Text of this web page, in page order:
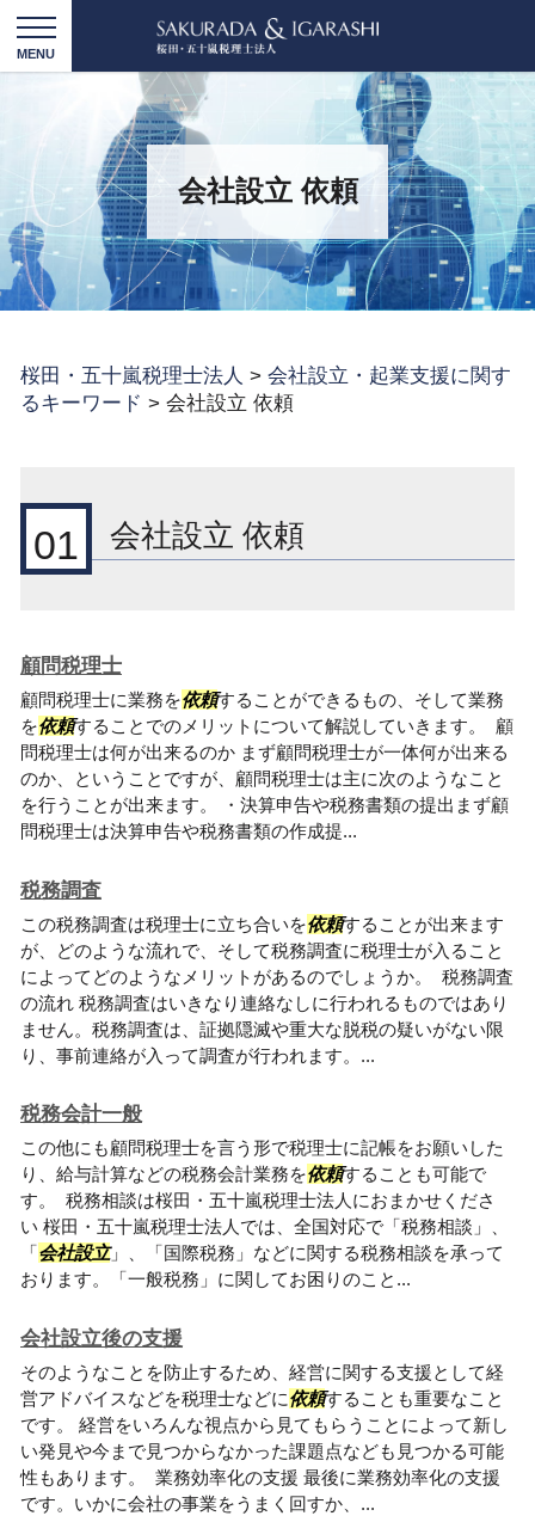
会社設立 依頼
桜田・五十嵐税理士法人 > 会社設立・起業支援に関す
るキーワード > 会社設立 依頼
01 会社設立 依頼
顧問税理士
顧問税理士に業務を依頼することができるもの、そして業務
を依頼することでのメリットについて解説していきます。 顧
問税理士は何が出来るのか まず顧問税理士が一体何が出来る
のか、ということですが、顧問税理士は主に次のようなこと
を行うことが出来ます。 ・決算申告や税務書類の提出まず顧
問税理士は決算申告や税務書類の作成提...
税務調査
この税務調査は税理士に立ち合いを依頼することが出来ます
が、どのような流れで、そして税務調査に税理士が入ること
によってどのようなメリットがあるのでしょうか。 税務調査
の流れ 税務調査はいきなり連絡なしに行われるものではあり
ません。税務調査は、証拠隠滅や重大な脱税の疑いがない限
り、事前連絡が入って調査が行われます。...
税務会計一般
この他にも顧問税理士を言う形で税理士に記帳をお願いした
り、給与計算などの税務会計業務を依頼することも可能で
す。 税務相談は桜田・五十嵐税理士法人におまかせくださ
い 桜田・五十嵐税理士法人では、全国対応で「税務相談」、
「会社設立」、「国際税務」などに関する税務相談を承って
おります。「一般税務」に関してお困りのこと...
会社設立後の支援
そのようなことを防止するため、経営に関する支援として経
営アドバイスなどを税理士などに依頼することも重要なこと
です。 経営をいろんな視点から見てもらうことによって新し
い発見や今まで見つからなかった課題点なども見つかる可能
性もあります。 業務効率化の支援 最後に業務効率化の支援
です。いかに会社の事業をうまく回すか、...